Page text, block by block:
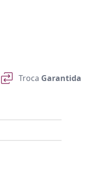
Troca Garantida